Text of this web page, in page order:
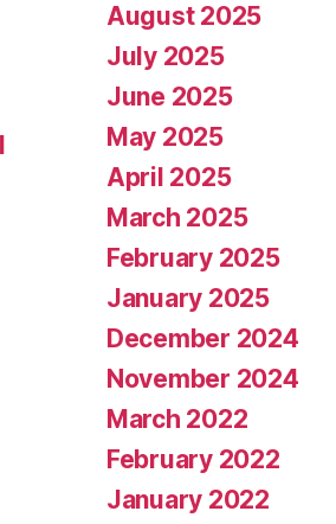
August 2025
July 2025
June 2025
May 2025
April 2025
March 2025
February 2025
January 2025
December 2024
November 2024
March 2022
February 2022
January 2022